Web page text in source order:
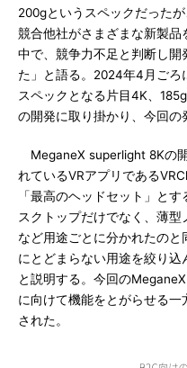
200gというスペックだった
競合他社がさまざまな新製品
中で、競争力不足と判断し開
た」と語る。2024年4月ごろ
スペックとなる片目4K、
の開発に取り掛かり、今回の
MeganeX superlight 8Kの
れているVRアプリである
「最高のヘッドセット」と
スクトップだけでなく、薄
など用途ごとに分かれたの
にとどまらない用途を絞り込
と説明する。今回の
に向けて機能をとがらせる
された。